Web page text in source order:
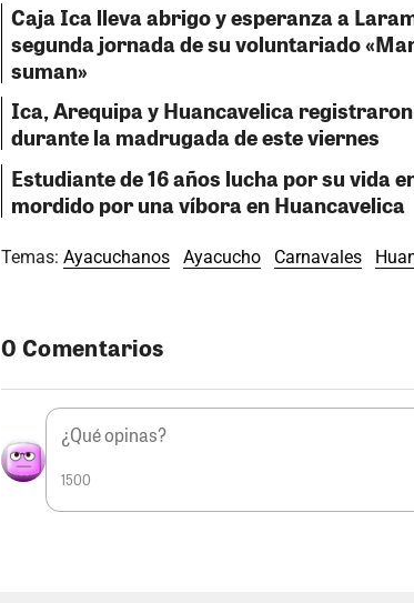
Caja Ica lleva abrigo y esperanza a
segunda jornada de su voluntariado
suman»
Ica, Arequipa y Huancavelica
durante la madrugada de este viernes
Estudiante de 16 años lucha por su vida
mordido por una víbora en Huancavelica
Temas: Ayacuchanos Ayacucho Carnavales
0 Comentarios
1500